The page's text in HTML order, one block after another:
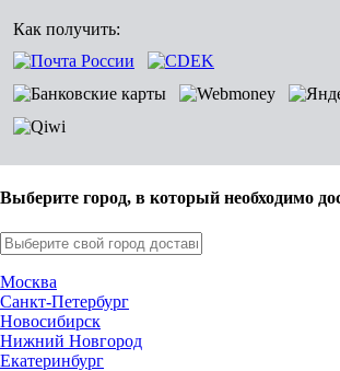
Как получить:
Выберите город, в который необходимо
Москва
Санкт-Петербург
Новосибирск
Нижний Новгород
Екатеринбург